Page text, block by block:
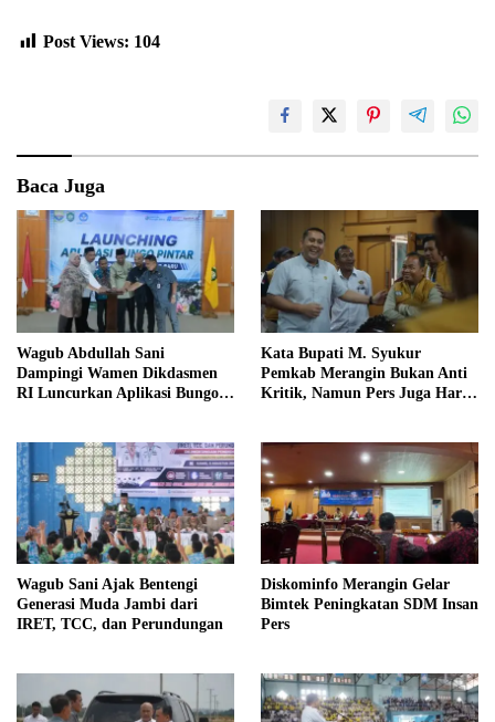
Post Views: 104
Baca Juga
Wagub Abdullah Sani
Dampingi Wamen Dikdasmen
RI Luncurkan Aplikasi Bungo
Kata Bupati M. Syukur
Pemkab Merangin Bukan Anti
Kritik, Namun Pers Juga Harus
Wagub Sani Ajak Bentengi
Generasi Muda Jambi dari
IRET, TCC, dan Perundungan
Diskominfo Merangin Gelar
Bimtek Peningkatan SDM Insan
Pers